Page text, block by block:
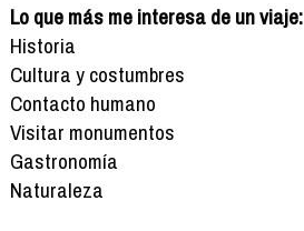
Lo que más me interesa de un viaje:
Historia
Cultura y costumbres
Contacto humano
Visitar monumentos
Gastronomía
Naturaleza